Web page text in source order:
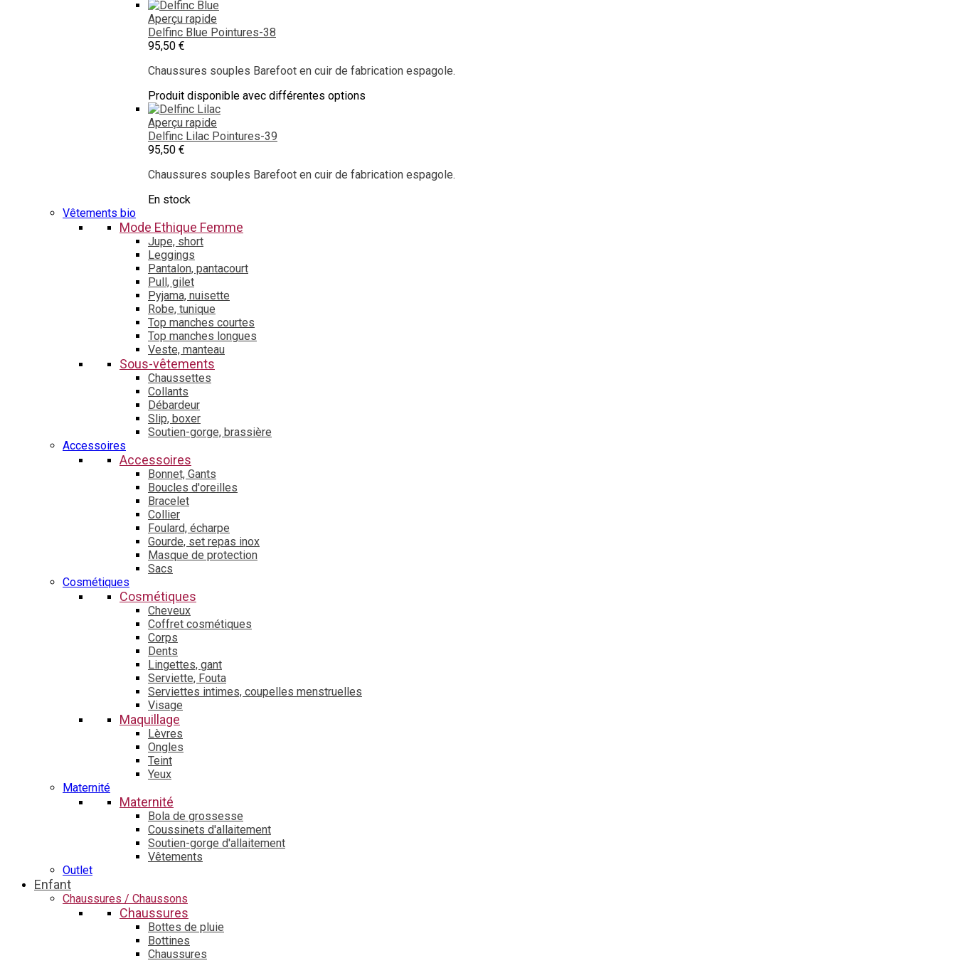
Aperçu rapide
Delfinc Blue Pointures-38
95,50 €
Chaussures souples Barefoot en cuir de fabrication espagole.
Produit disponible avec différentes options
Aperçu rapide
Delfinc Lilac Pointures-39
95,50 €
Chaussures souples Barefoot en cuir de fabrication espagole.
En stock
Vêtements bio
Mode Ethique Femme
Jupe, short
Leggings
Pantalon, pantacourt
Pull, gilet
Pyjama, nuisette
Robe, tunique
Top manches courtes
Top manches longues
Veste, manteau
Sous-vêtements
Chaussettes
Collants
Débardeur
Slip, boxer
Soutien-gorge, brassière
Accessoires
Accessoires
Bonnet, Gants
Boucles d'oreilles
Bracelet
Collier
Foulard, écharpe
Gourde, set repas inox
Masque de protection
Sacs
Cosmétiques
Cosmétiques
Cheveux
Coffret cosmétiques
Corps
Dents
Lingettes, gant
Serviette, Fouta
Serviettes intimes, coupelles menstruelles
Visage
Maquillage
Lèvres
Ongles
Teint
Yeux
Maternité
Maternité
Bola de grossesse
Coussinets d'allaitement
Soutien-gorge d'allaitement
Vêtements
Outlet
Enfant
Chaussures / Chaussons
Chaussures
Bottes de pluie
Bottines
Chaussures